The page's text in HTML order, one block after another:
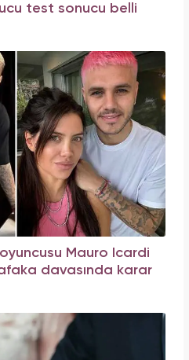
test sonucu belli
Mauro Icardi
davasında karar